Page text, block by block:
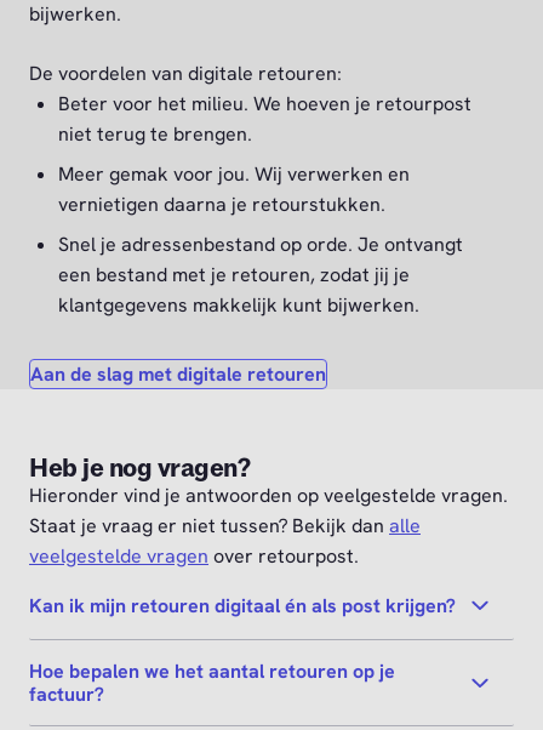
bijwerken.
De voordelen van digitale retouren:
Beter voor het milieu. We hoeven je retourpost
niet terug te brengen.
Meer gemak voor jou. Wij verwerken en
vernietigen daarna je retourstukken.
Snel je adressenbestand op orde. Je ontvangt
een bestand met je retouren, zodat jij je
klantgegevens makkelijk kunt bijwerken.
Aan de slag met digitale retouren
Heb je nog vragen?
Hieronder vind je antwoorden op veelgestelde vragen.
Staat je vraag er niet tussen? Bekijk dan alle
veelgestelde vragen over retourpost.
Kan ik mijn retouren digitaal én als post krijgen?
Hoe bepalen we het aantal retouren op je
factuur?